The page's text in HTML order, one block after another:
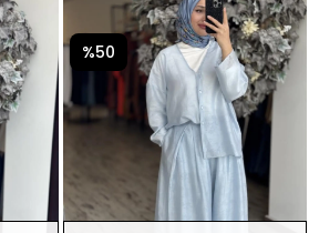
%50